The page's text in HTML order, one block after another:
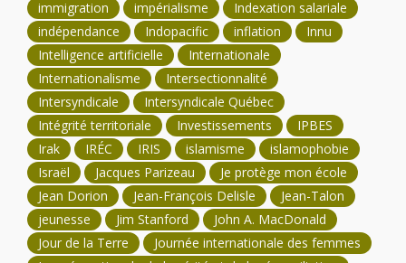
immigration
impérialisme
Indexation salariale
indépendance
Indopacific inflation
Innu
Intelligence artificielle
Internationale
Internationalisme
Intersectionnalité
Intersyndicale
Intersyndicale Québec
Intégrité territoriale
Investissements
IPBES
Irak
IRÉC IRIS islamisme
islamophobie
Israël
Jacques Parizeau
Je protège mon école
Jean Dorion
Jean-François Delisle
Jean-Talon
jeunesse
Jim Stanford
John A. MacDonald
Jour de la Terre
Journée internationale des femmes